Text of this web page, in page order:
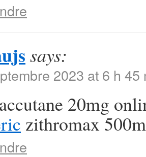
says:
2023 at 6 h 45
20mg
zithromax